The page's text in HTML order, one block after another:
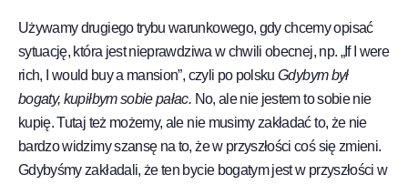
Używamy drugiego trybu warunkowego, gdy chcemy opisać
sytuację, która jest nieprawdziwa w chwili obecnej, np. „If I were
rich, I would buy a mansion”, czyli po polskuGdybym był
bogaty, kupiłbym sobie pałac. No, ale nie jestem to sobie nie
kupię. Tutaj też możemy, ale nie musimy zakładać to, że nie
bardzo widzimy szansę na to, że w przyszłości coś się zmieni.
Gdybyśmy zakładali, że ten bycie bogatym jest w przyszłości w